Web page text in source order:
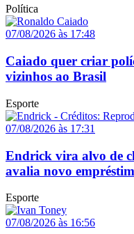
Política
07/08/2026 às 17:48
Caiado quer criar
vizinhos ao Brasil
Esporte
07/08/2026 às 17:31
Endrick vira alvo de
avalia novo
Esporte
07/08/2026 às 16:56